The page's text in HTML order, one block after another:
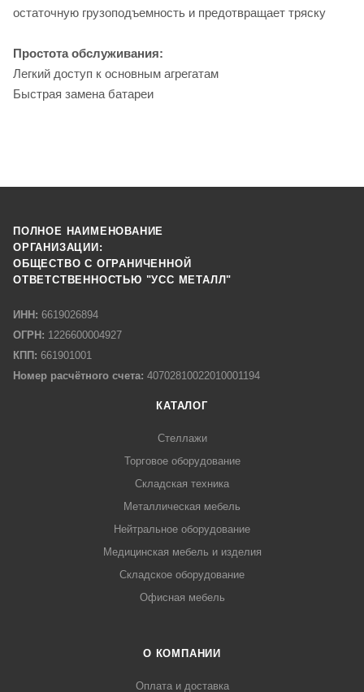
остаточную грузоподъемность и предотвращает тряску
Простота обслуживания:
Легкий доступ к основным агрегатам
Быстрая замена батареи
ПОЛНОЕ НАИМЕНОВАНИЕ
ОРГАНИЗАЦИИ:
ОБЩЕСТВО С ОГРАНИЧЕННОЙ
ОТВЕТСТВЕННОСТЬЮ "УСС МЕТАЛЛ"
ИНН: 6619026894
ОГРН: 1226600004927
КПП: 661901001
Номер расчётного счета: 40702810022010001194
КАТАЛОГ
Стеллажи
Торговое оборудование
Складская техника
Металлическая мебель
Нейтральное оборудование
Медицинская мебель и изделия
Складское оборудование
Офисная мебель
О КОМПАНИИ
Оплата и доставка